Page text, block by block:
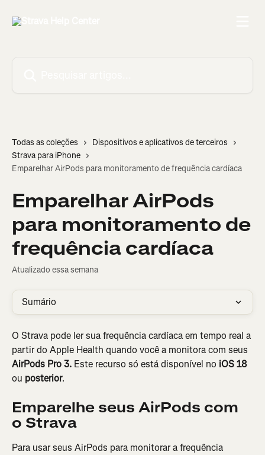
Todas as coleções
Dispositivos e aplicativos de terceiros
Strava para iPhone
Emparelhar AirPods para monitoramento de frequência cardíaca
Emparelhar AirPods
para monitoramento de
frequência cardíaca
Atualizado essa semana
Sumário
O Strava pode ler sua frequência cardíaca em tempo real a
partir do Apple Health quando você a monitora com seus
AirPods Pro 3. Este recurso só está disponível no iOS 18
ou posterior.
Emparelhe seus AirPods com
o Strava
Para usar seus AirPods para monitorar a frequência